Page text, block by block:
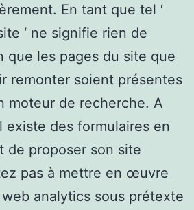
En tant que tel ‘
‘ ne signifie rien de
que les pages du site que
remonter soient présentes
moteur de recherche. A
existe des formulaires en
de proposer son site
pas à mettre en œuvre
analytics sous prétexte